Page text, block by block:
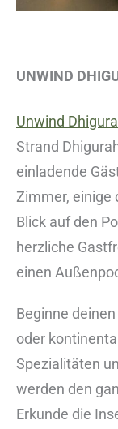
UNWIND
Unwind
Strand
einladende
Zimmer, einige
Blick auf den
herzliche
einen
Beginne
oder
Spezialitäten
werden den
Erkunde die